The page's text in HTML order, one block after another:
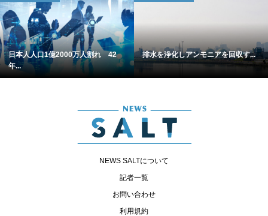
日本人人口1億2000万人割れ 42
年...
排水を浄化しアンモニアを回収す...
NEWS SALTについて
記者一覧
お問い合わせ
利用規約